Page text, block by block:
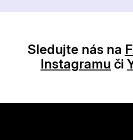
Sledujte nás na
Instagramu či